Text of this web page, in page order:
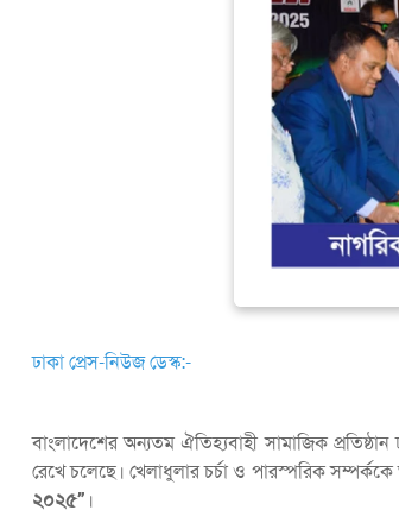
ঢাকা প্রেস-নিউজ ডেস্ক:-
বাংলাদেশের অন্যতম ঐতিহ্যবাহী সামাজিক প্রতিষ্ঠান
রেখে চলেছে। খেলাধুলার চর্চা ও পারস্পরিক
২০২৫” ।